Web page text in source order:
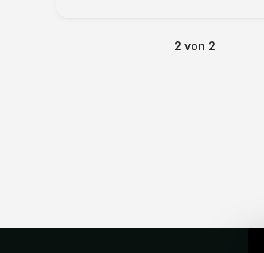
2 von 2